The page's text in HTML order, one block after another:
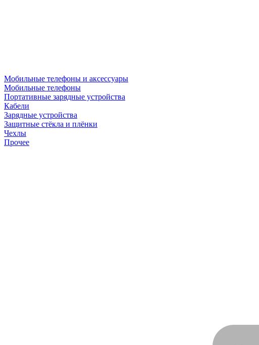
Мобильные телефоны и аксессуары
Мобильные телефоны
Портативные зарядные устройства
Кабели
Зарядные устройства
Защитные стёкла и плёнки
Чехлы
Прочее